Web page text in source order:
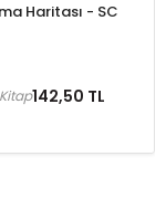
Haritası - SC
142,50 TL